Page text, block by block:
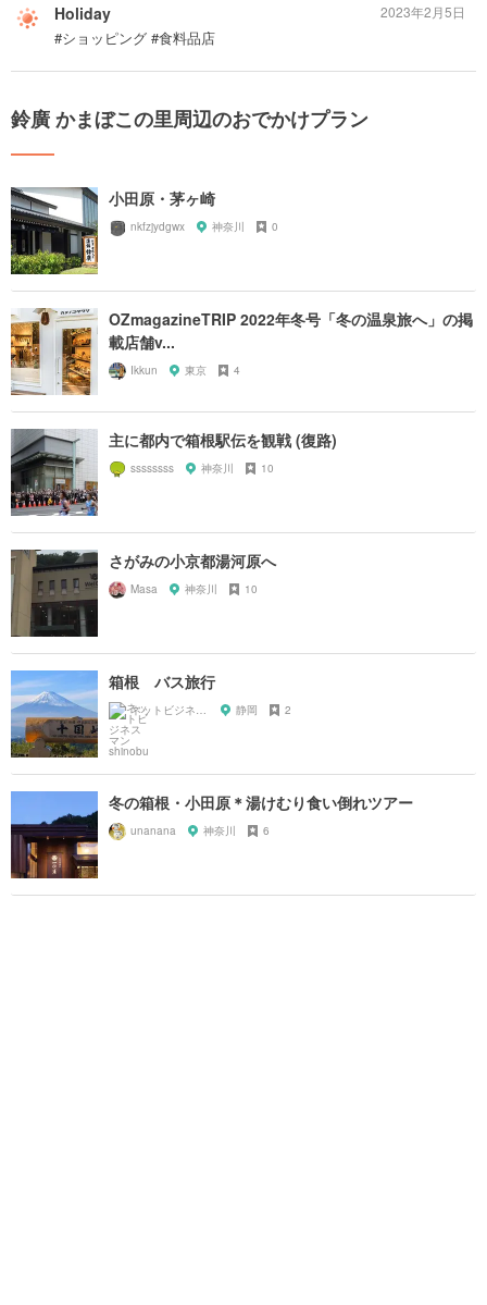
Holiday
#ショッピング #食料品店
2023年2月5日
鈴廣 かまぼこの里周辺のおでかけプラン
小田原・茅ヶ崎
nkfzjydgwx 神奈川 0
OZmagazineTRIP 2022年冬号「冬の温泉旅へ」の掲
載店舗v...
Ikkun 東京 4
主に都内で箱根駅伝を観戦 (復路)
ssssssss 神奈川 10
さがみの小京都湯河原へ
Masa 神奈川 10
箱根 バス旅行
ネットビジネスマン shinobu 静岡 2
冬の箱根・小田原＊湯けむり食い倒れツアー
unanana 神奈川 6